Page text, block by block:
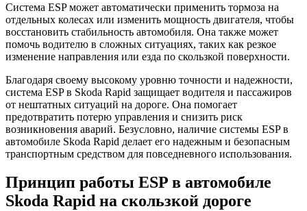
Система ESP может автоматически применить тормоза на
отдельных колесах или изменить мощность двигателя, чтобы
восстановить стабильность автомобиля. Она также может
помочь водителю в сложных ситуациях, таких как резкое
изменение направления или езда по скользкой поверхности.
Благодаря своему высокому уровню точности и надежности,
система ESP в Skoda Rapid защищает водителя и пассажиров
от нештатных ситуаций на дороге. Она помогает
предотвратить потерю управления и снизить риск
возникновения аварий. Безусловно, наличие системы ESP в
автомобиле Skoda Rapid делает его надежным и безопасным
транспортным средством для повседневного использования.
Принцип работы ESP в автомобиле
Skoda Rapid на скользкой дороге